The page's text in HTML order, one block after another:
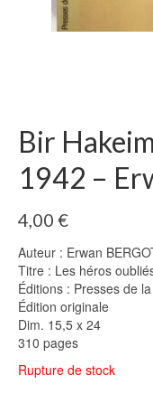
Bir
1942 –
4,00 €
Auteur : Erwan
Titre : Les héros
Éditions : Presses de
Édition originale
Dim. 15,5 x 24
310 pages
Rupture de stock